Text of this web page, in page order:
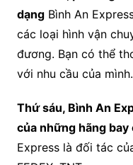
dạngBình An
các loại hình vận
đương. Bạn có thể
với nhu cầu của mình.
Thứ sáu, Bình An
của những hãng
Express là đối tác